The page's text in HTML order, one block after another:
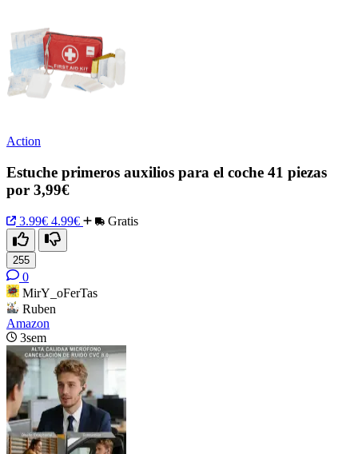
Action
Estuche primeros auxilios para el coche 41 piezas
por 3,99€
3.99€ 4.99€ Gratis
255
0
MirY_oFerTas
Ruben
Amazon
3sem